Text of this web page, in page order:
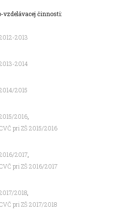
vzdelávacej činnosti:
2013
2014
2015
2016
pri ZŠ 2015/2016
2017
pri ZŠ 2016/2017
2018
pri ZŠ 2017/2018